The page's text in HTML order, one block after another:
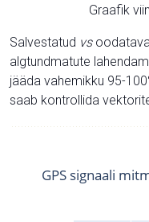
Graafik
Salvestatud vs
algtundmatute
jääda vahemikku 95-
saab kontrollida
GPS signaali